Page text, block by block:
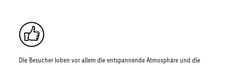
Die Besucher loben vor allem die entspannende Atmosphäre und die